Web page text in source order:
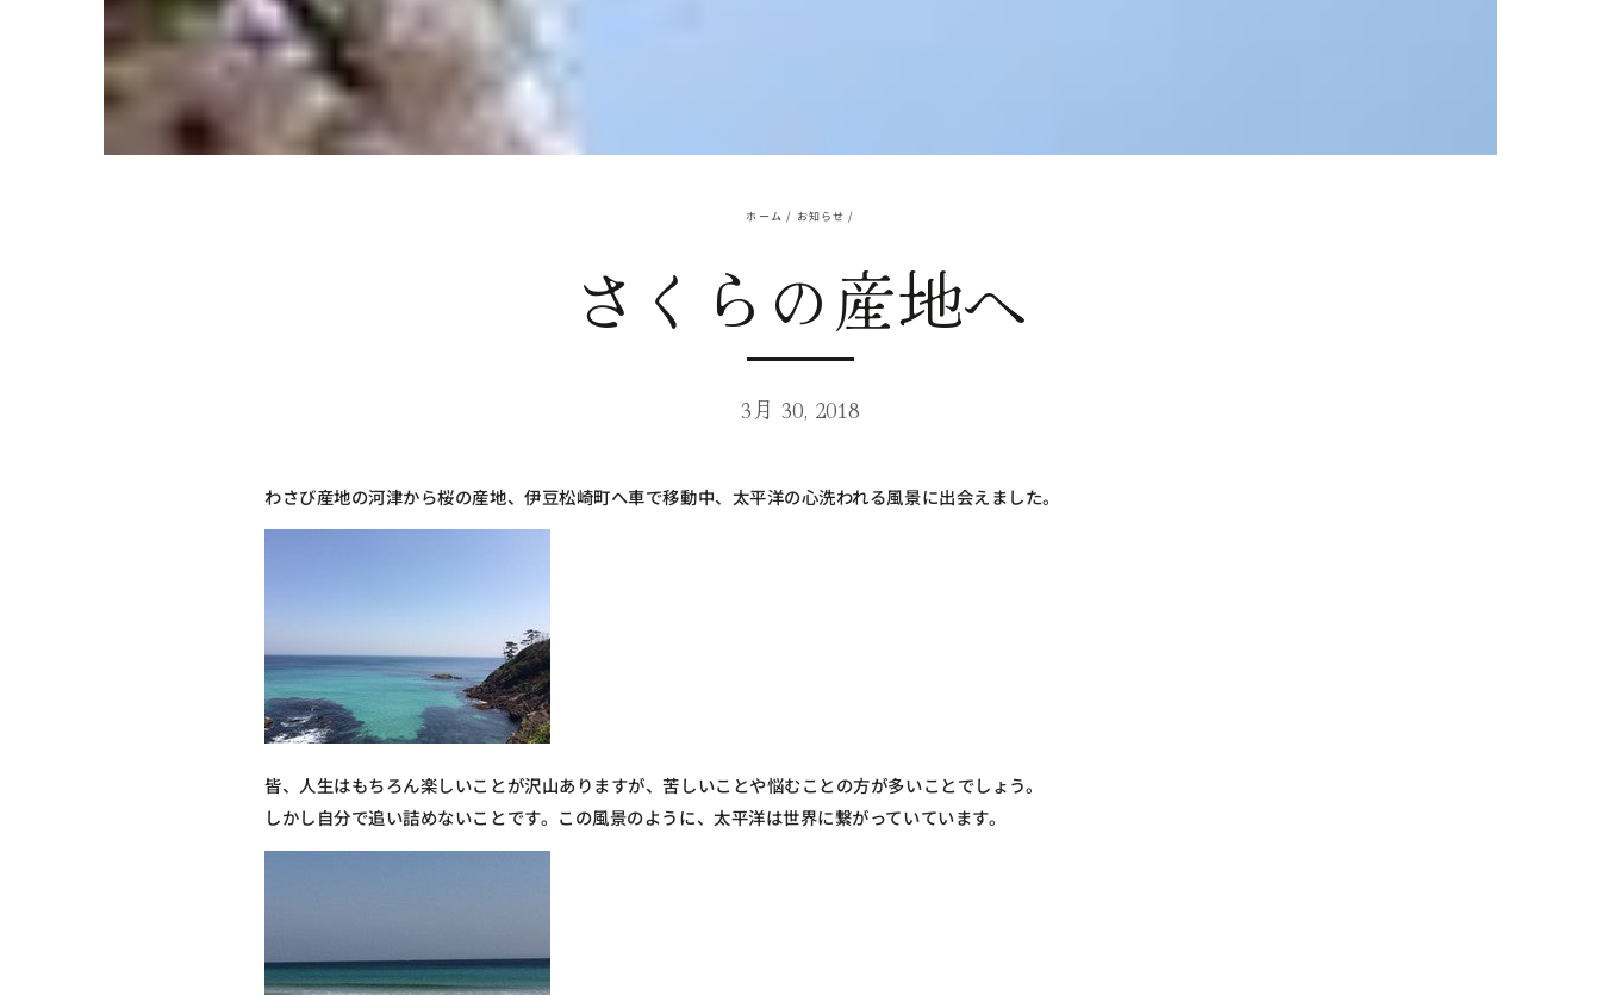
ホーム / お知らせ /
さくらの産地へ
3月 30, 2018
わさび産地の河津から桜の産地、伊豆松崎町へ車で移動中、太平洋の心洗われる風景に出会えました。
皆、人生はもちろん楽しいことが沢山ありますが、苦しいことや悩むことの方が多いことでしょう。
しかし自分で追い詰めないことです。この風景のように、太平洋は世界に繋がっていています。